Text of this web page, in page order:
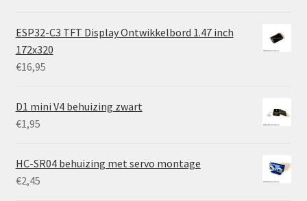
ESP32-C3 TFT Display Ontwikkelbord 1.47 inch
172x320
€16,95
D1 mini V4 behuizing zwart
€1,95
HC-SR04 behuizing met servo montage
€2,45